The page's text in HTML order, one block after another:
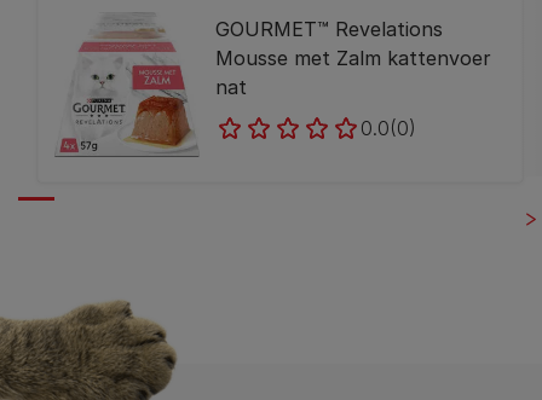
GOURMET™ Revelations
Mousse met Zalm kattenvoer
nat
0.0(0)